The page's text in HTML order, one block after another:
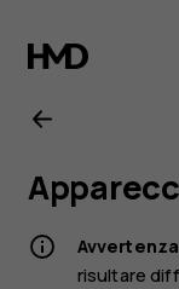
d'uso
del
Nokia
risultare